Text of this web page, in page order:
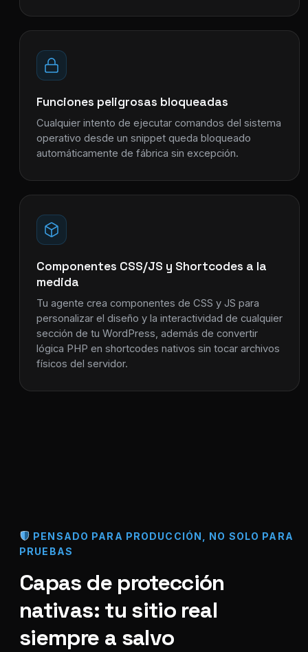
Funciones peligrosas bloqueadas
Cualquier intento de ejecutar comandos del sistema
operativo desde un snippet queda bloqueado
automáticamente de fábrica sin excepción.
Componentes CSS/JS y Shortcodes a la
medida
Tu agente crea componentes de CSS y JS para
personalizar el diseño y la interactividad de cualquier
sección de tu WordPress, además de convertir
lógica PHP en shortcodes nativos sin tocar archivos
físicos del servidor.
PENSADO PARA PRODUCCIÓN, NO SOLO PARA
PRUEBAS
Capas de protección
nativas: tu sitio real
siempre a salvo